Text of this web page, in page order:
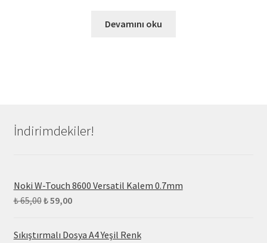
Devamını oku
İndirimdekiler!
Noki W-Touch 8600 Versatil Kalem 0.7mm
₺65,00₺59,00
Sıkıştırmalı Dosya A4 Yeşil Renk